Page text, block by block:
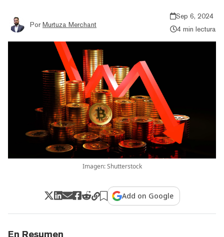
Por Murtuza Merchant
Sep 6, 2024
4 min lectura
Imagen: Shutterstock
Add on Google
En Resumen